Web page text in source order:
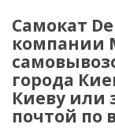
Самокат
компании
города
Киеву или
почтой по